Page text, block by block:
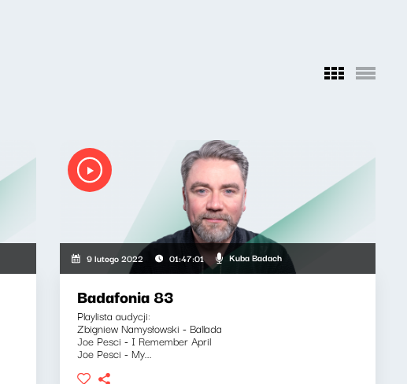
9 lutego 2022 01:47:01 Kuba Badach
Badafonia 83
Playlista audycji:
Zbigniew Namysłowski - Ballada
Joe Pesci - I Remember April
Joe Pesci - My...